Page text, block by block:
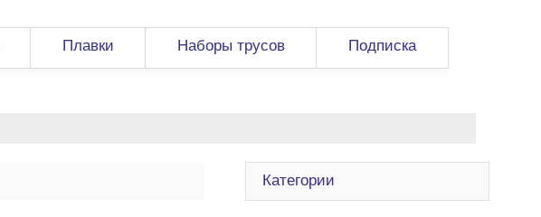
Плавки Наборы трусов Подписка
Категории